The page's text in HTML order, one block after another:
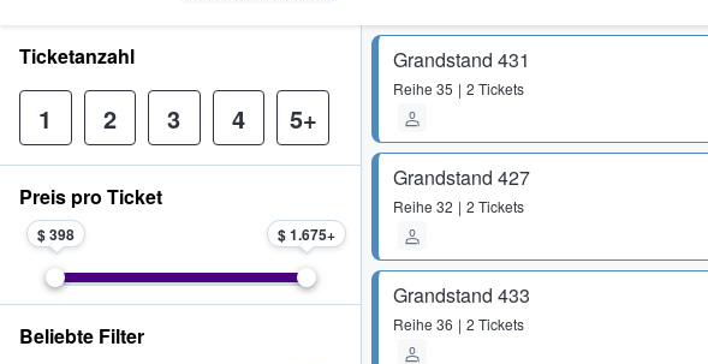
Grandstand 431
Reihe 35 2 Tickets
Grandstand 427
Reihe 32 2 Tickets
Grandstand 433
Reihe 36 2 Tickets
Ticketanzahl
1 2 3 4 5+
Preis pro Ticket
$ 398 $ 1.675
Beliebte Filter